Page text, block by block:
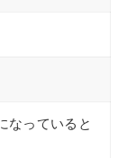
なっていると